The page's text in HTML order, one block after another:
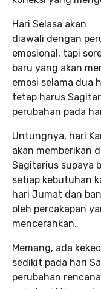
Hari Selasa akan
diawali dengan
emosional, tapi
baru yang akan
emosi selama dua
tetap harus
perubahan pada
Untungnya, hari
akan memberikan
Sagitarius supaya
setiap kebutuhan
hari Jumat dan
oleh percakapan
mencerahkan.
Memang, ada
sedikit pada hari
perubahan